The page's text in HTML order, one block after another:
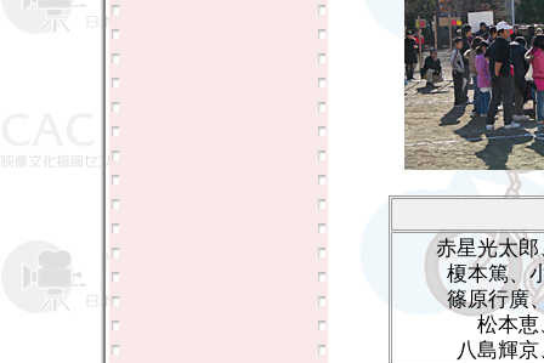
赤星光太
榎本篤、
篠原行廣
松本
八島輝